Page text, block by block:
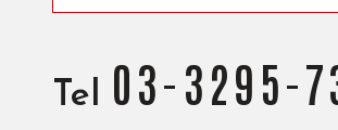
Tel 03-3295-